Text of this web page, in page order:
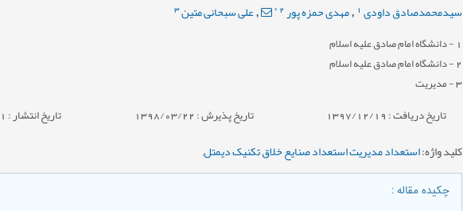
سیدمحمدصادق داودی 1
,مهدی حمزه پور2
*
,علی سبحانی متین3
1 - دانشگاه امام صادق علیه اسلام
2- دانشگاه امام صادق علیه اسلام
3- مدیریت
تاریخ دریافت : 1397/12/19 تاریخ پذیرش : 1398/03/22 تاریخ انتشار : 1398/11/01
کلید واژه:استعداد مدیریت استعداد صنایع خلاق تکنیک دیمتل,
چکیده مقاله: